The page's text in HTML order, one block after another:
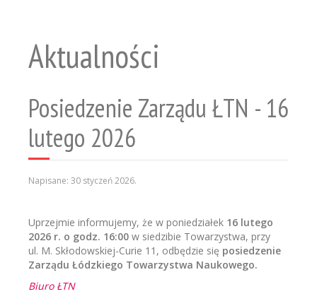
Aktualności
Posiedzenie Zarządu ŁTN - 16
lutego 2026
Napisane: 30 styczeń 2026.
Uprzejmie informujemy, że w poniedziałek 16 lutego
2026 r. o godz. 16:00 w siedzibie Towarzystwa, przy
ul. M. Skłodowskiej-Curie 11, odbędzie się posiedzenie
Zarządu Łódzkiego Towarzystwa Naukowego.
Biuro ŁTN